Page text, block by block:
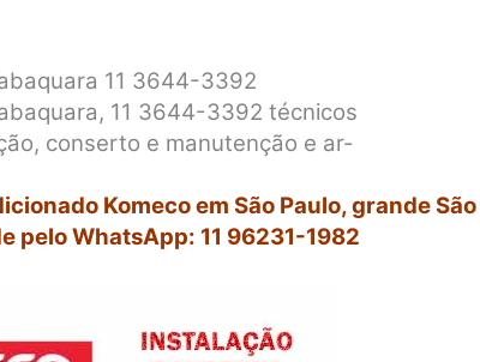
11 3644-3392
11 3644-3392 técnicos
conserto e manutenção e ar-
Komeco em São Paulo, grande São
pelo WhatsApp: 11 96231-1982